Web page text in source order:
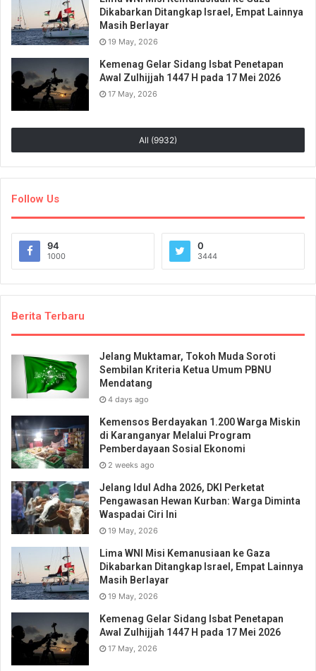
Dikabarkan Ditangkap Israel, Empat Lainnya
Masih Berlayar
19 May, 2026
Kemenag Gelar Sidang Isbat Penetapan
Awal Zulhijjah 1447 H pada 17 Mei 2026
17 May, 2026
All (9932)
Follow Us
94
1000
0
3444
Berita Terbaru
Jelang Muktamar, Tokoh Muda Soroti
Sembilan Kriteria Ketua Umum PBNU
Mendatang
4 days ago
Kemensos Berdayakan 1.200 Warga Miskin
di Karanganyar Melalui Program
Pemberdayaan Sosial Ekonomi
2 weeks ago
Jelang Idul Adha 2026, DKI Perketat
Pengawasan Hewan Kurban: Warga Diminta
Waspadai Ciri Ini
19 May, 2026
Lima WNI Misi Kemanusiaan ke Gaza
Dikabarkan Ditangkap Israel, Empat Lainnya
Masih Berlayar
19 May, 2026
Kemenag Gelar Sidang Isbat Penetapan
Awal Zulhijjah 1447 H pada 17 Mei 2026
17 May, 2026